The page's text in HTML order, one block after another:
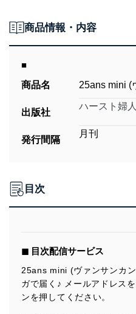
商品情報・内容
■
商品名
25ans mini (
出版社
ハースト婦
発行間隔
月刊
目次
◼︎ 目次配信サービス
25ans mini (ヴァンサンカ
ガで届く♪ メールアドレス
ンを押してください。